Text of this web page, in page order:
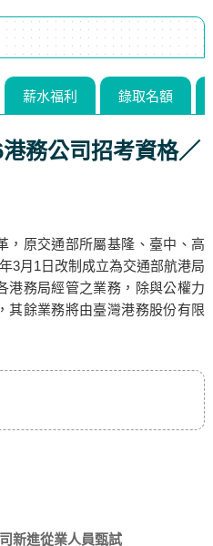
薪水福利 錄取名額
務公司招考資格／
，原交通部所屬基隆、臺中、高
3月1日改制成立為交通部航港局
港務局經管之業務，除與公權力
其餘業務將由臺灣港務股份有限
新進從業人員甄試